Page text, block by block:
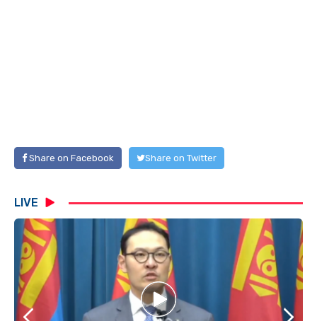
Share on Facebook Share on Twitter
LIVE